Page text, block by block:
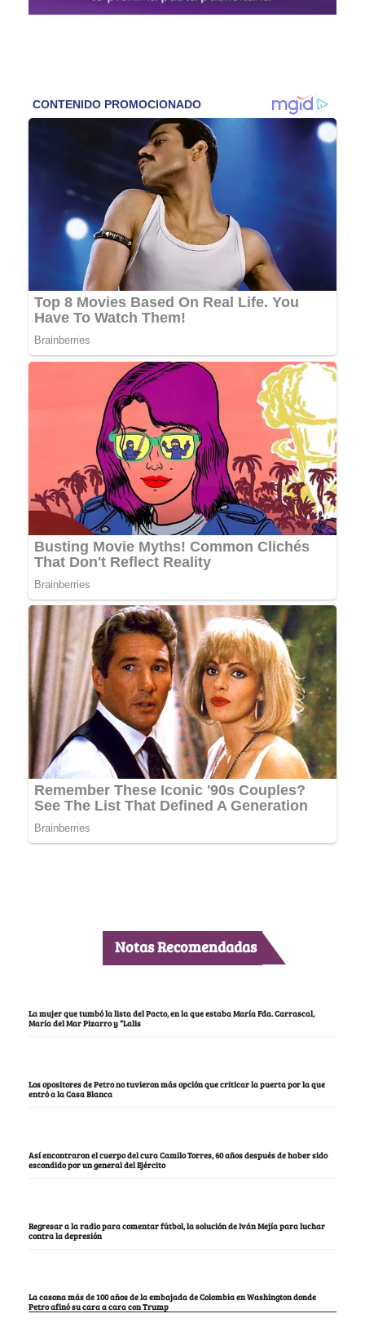
Notas Recomendadas
La mujer que tumbó la lista del Pacto, en la que estaba María Fda. Carrascal,
María del Mar Pizarro y “Lalis
Los opositores de Petro no tuvieron más opción que criticar la puerta por la que
entró a la Casa Blanca
Así encontraron el cuerpo del cura Camilo Torres, 60 años después de haber sido
escondido por un general del Ejército
Regresar a la radio para comentar fútbol, la solución de Iván Mejía para luchar
contra la depresión
La casona más de 100 años de la embajada de Colombia en Washington donde
Petro afinó su cara a cara con Trump